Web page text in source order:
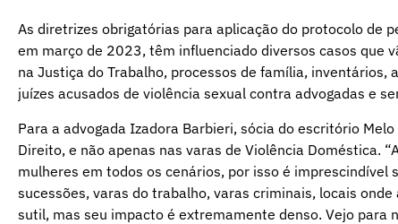
As diretrizes obrigatórias para aplicação do protocolo de
em março de 2023, têm influenciado diversos casos que
na Justiça do Trabalho, processos de família,
juízes acusados de violência sexual contra advogadas e
Para a advogada Izadora Barbieri, sócia do escritório
Direito, e não apenas nas varas de Violência Doméstica.
mulheres em todos os cenários, por isso é
sucessões, varas do trabalho, varas criminais, locais
sutil, mas seu impacto é extremamente denso. Vejo para